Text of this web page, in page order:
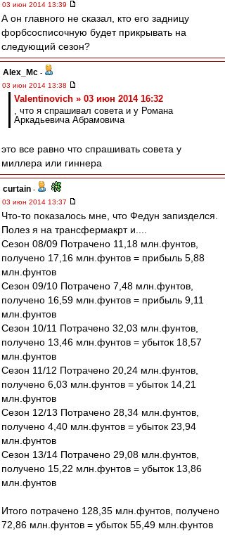
03 июн 2014 13:39
А он главного не сказал, кто его задницу
форбсосписочную будет прикрывать на
следующий сезон?
Alex_Mc -
03 июн 2014 13:38
Valentinovich » 03 июн 2014 16:32
, что я спрашивал совета и у Романа
Аркадьевича Абрамовича
это все равно что спрашивать совета у
миллера или гиннера
curtain -
03 июн 2014 13:37
Что-то показалось мне, что Федун запизделся.
Полез я на трансфермакрт и....
Сезон 08/09 Потрачено 11,18 млн.фунтов,
получено 17,16 млн.фунтов = прибыль 5,88
млн.фунтов
Сезон 09/10 Потрачено 7,48 млн.фунтов,
получено 16,59 млн.фунтов = прибыль 9,11
млн.фунтов
Сезон 10/11 Потрачено 32,03 млн.фунтов,
получено 13,46 млн.фунтов = убыток 18,57
млн.фунтов
Сезон 11/12 Потрачено 20,24 млн.фунтов,
получено 6,03 млн.фунтов = убыток 14,21
млн.фунтов
Сезон 12/13 Потрачено 28,34 млн.фунтов,
получено 4,40 млн.фунтов = убыток 23,94
млн.фунтов
Сезон 13/14 Потрачено 29,08 млн.фунтов,
получено 15,22 млн.фунтов = убыток 13,86
млн.фунтов
Итого потрачено 128,35 млн.фунтов, получено
72,86 млн.фунтов = убыток 55,49 млн.фунтов